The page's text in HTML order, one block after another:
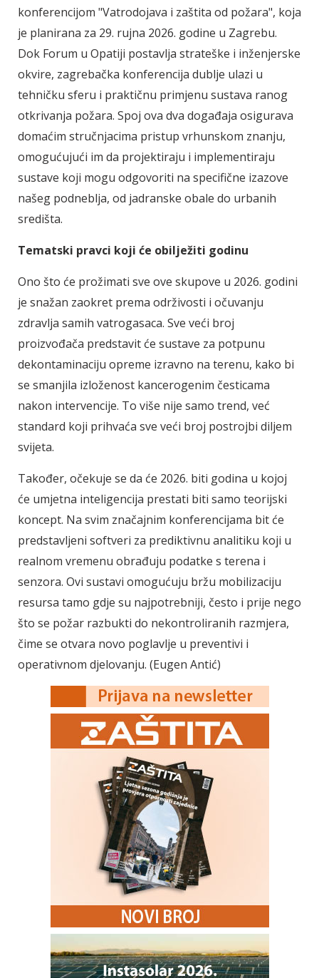
konferencijom "Vatrodojava i zaštita od požara", koja
je planirana za 29. rujna 2026. godine u Zagrebu.
Dok Forum u Opatiji postavlja strateške i inženjerske
okvire, zagrebačka konferencija dublje ulazi u
tehničku sferu i praktičnu primjenu sustava ranog
otkrivanja požara. Spoj ova dva događaja osigurava
domaćim stručnjacima pristup vrhunskom znanju,
omogućujući im da projektiraju i implementiraju
sustave koji mogu odgovoriti na specifične izazove
našeg podneblja, od jadranske obale do urbanih
središta.
Tematski pravci koji će obilježiti godinu
Ono što će prožimati sve ove skupove u 2026. godini
je snažan zaokret prema održivosti i očuvanju
zdravlja samih vatrogasaca. Sve veći broj
proizvođača predstavit će sustave za potpunu
dekontaminaciju opreme izravno na terenu, kako bi
se smanjila izloženost kancerogenim česticama
nakon intervencije. To više nije samo trend, već
standard koji prihvaća sve veći broj postrojbi diljem
svijeta.
Također, očekuje se da će 2026. biti godina u kojoj
će umjetna inteligencija prestati biti samo teorijski
koncept. Na svim značajnim konferencijama bit će
predstavljeni softveri za prediktivnu analitiku koji u
realnom vremenu obrađuju podatke s terena i
senzora. Ovi sustavi omogućuju bržu mobilizaciju
resursa tamo gdje su najpotrebniji, često i prije nego
što se požar razbukti do nekontroliranih razmjera,
čime se otvara novo poglavlje u preventivi i
operativnom djelovanju. (Eugen Antić)